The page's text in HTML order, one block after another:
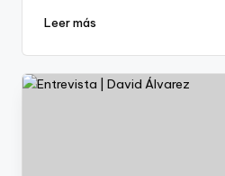
Leer más